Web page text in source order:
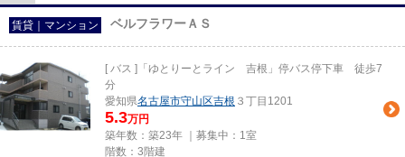
賃貸｜マンション ベルフラワーＡＳ
[ バス ]「ゆとりーとライン 吉根」停バス停下車 徒歩7
分
愛知県名古屋市守山区吉根 ３丁目1201
5.3万円
築年数：築23年 ｜募集中： 1室
階数：3階建